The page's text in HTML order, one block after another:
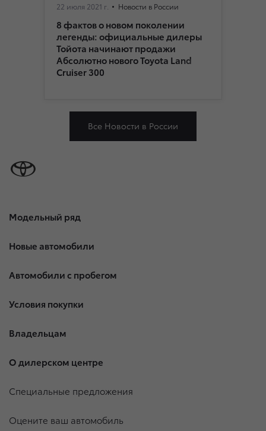
22 июля 2021 г. Новости в России
8 фактов о новом поколении
легенды: официальные дилеры
Тойота начинают продажи
Абсолютно нового Toyota Land
Cruiser 300
Все Новости в России
Модельный ряд
Новые автомобили
Автомобили с пробегом
Условия покупки
Владельцам
О дилерском центре
Специальные предложения
Оцените ваш автомобиль